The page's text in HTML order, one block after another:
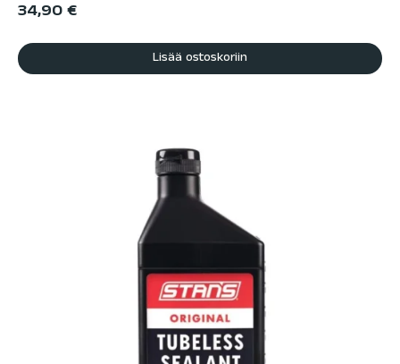
34,90€
Lisää ostoskoriin